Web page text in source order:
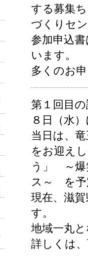
する募集
づくりセ
参加申込
います。
多くのお
第１回目
８日（水
当日は、
をお迎え
う」 ～爆
ス～ を予
現在、滋
す。
地域一丸
詳しくは